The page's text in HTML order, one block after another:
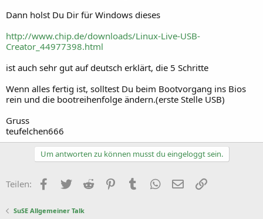
Dann holst Du Dir für Windows dieses
http://www.chip.de/downloads/Linux-Live-USB-
Creator_44977398.html
ist auch sehr gut auf deutsch erklärt, die 5 Schritte
Wenn alles fertig ist, solltest Du beim Bootvorgang ins Bios
rein und die bootreihenfolge ändern.(erste Stelle USB)
Gruss
teufelchen666
Um antworten zu können musst du eingeloggt sein.
Teilen: Facebook
TwitterReddit PinterestTumblr WhatsApp
E-MailLink
SuSE Allgemeiner Talk